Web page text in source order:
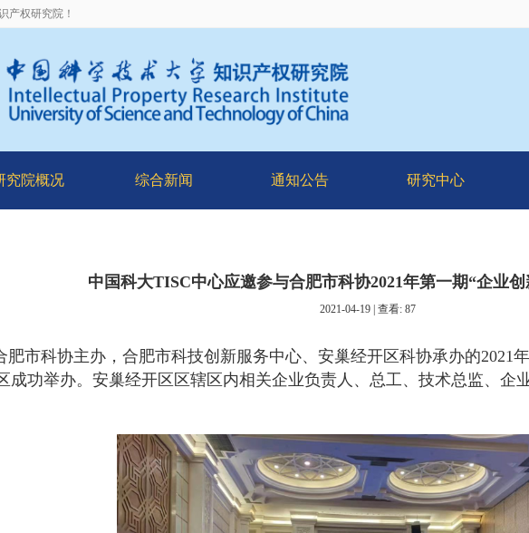
产权研究院！
究院概况 综合新闻 通知公告 研究中心
中国科大TISC中心应邀参与合肥市科协2021年第一期“企业
2021-04-19 | 查看: 87
肥市科协主办，合肥市科技创新服务中心、安巢经开区科协承办的2021
成功举办。安巢经开区区辖区内相关企业负责人、总工、技术总监、企